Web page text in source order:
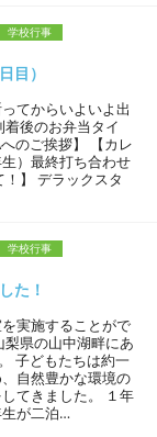
学校行事
目）
てからいよいよ出
後のお弁当タイ
のご挨拶】 【カレ
）最終打ち合わせ
】 デラックスタ
学校行事
た！
実施することがで
梨県の山中湖畔にあ
子どもたちは約一
自然豊かな環境の
てきました。 １年
が二泊…